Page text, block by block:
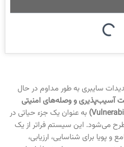
سایبری به طور مداوم در حال
آسیب‌پذیری و وصله‌های امنیتی
) به عنوان یک جزء حیاتی در
می‌شود. این سیستم فراتر از یک
و پویا برای شناسایی، ارزیابی،